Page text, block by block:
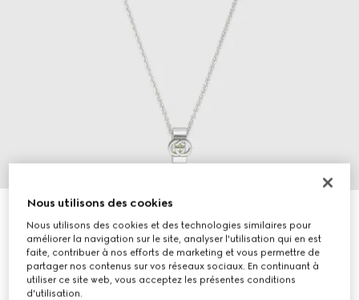
Collier à pendentif Gucci Interlocking
€ 420
Nous utilisons des cookies
Nous utilisons des cookies et des technologies similaires pour
améliorer la navigation sur le site, analyser l'utilisation qui en est
faite, contribuer à nos efforts de marketing et vous permettre de
partager nos contenus sur vos réseaux sociaux. En continuant à
utiliser ce site web, vous acceptez les présentes conditions
d'utilisation.